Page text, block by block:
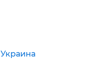
Украина